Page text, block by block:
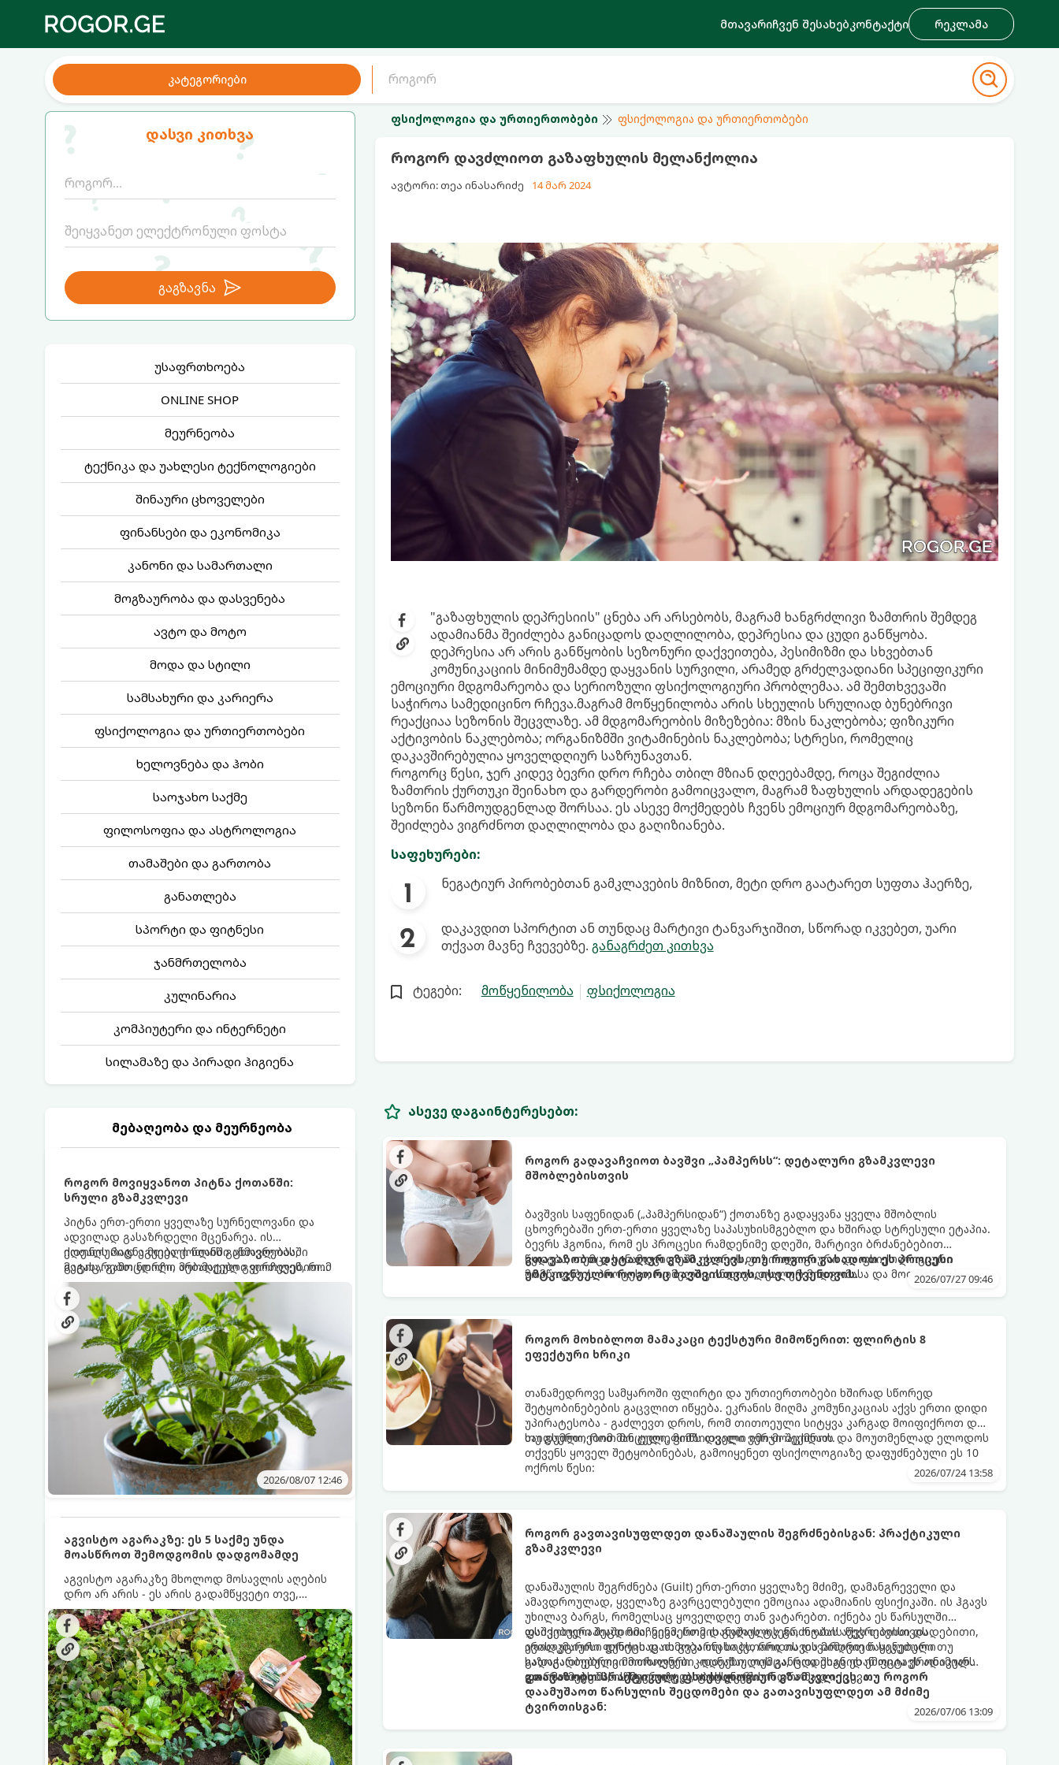
მთავარიჩვენ შესახებკონტაქტი რეკლამა
კატეგორიები
დასვი კითხვა
გაგზავნა
უსაფრთხოება
ONLINE SHOP
მეურნეობა
ტექნიკა და უახლესი ტექნოლოგიები
შინაური ცხოველები
ფინანსები და ეკონომიკა
კანონი და სამართალი
მოგზაურობა და დასვენება
ავტო და მოტო
მოდა და სტილი
სამსახური და კარიერა
ფსიქოლოგია და ურთიერთობები
ხელოვნება და ჰობი
საოჯახო საქმე
ფილოსოფია და ასტროლოგია
თამაშები და გართობა
განათლება
სპორტი და ფიტნესი
ჯანმრთელობა
კულინარია
კომპიუტერი და ინტერნეტი
სილამაზე და პირადი ჰიგიენა
მებაღეობა და მეურნეობა
როგორ მოვიყვანოთ პიტნა ქოთანში:
სრული გზამკვლევი
პიტნა ერთ-ერთი ყველაზე სურნელოვანი და
ადვილად გასაზრდელი მცენარეა. ის
იდეალურად ეგუება ქოთანში ცხოვრებას,
მეტიც, გამოცდილი მებაღეები გვირჩევენ, რომ
პიტნა მხოლოდ ქოთანში მოვიყვანოთ, რადგან
ღია გრუნტში (ბაღში) დარგვისას ის ფესვებით
ძალიან სწრაფად ვრცელდება და სხვა
მცენარეებს ავიწროებს.
ქოთნის პიტნა მთელი წლის განმავლობაში
გაგახარებთ ნორჩი, არომატული ფოთლებით
ჩაის, ლიმონათისა თუ კერძებისთვის.
2026/08/07 12:46
აგვისტო აგარაკზე: ეს 5 საქმე უნდა
მოასწროთ შემოდგომის დადგომამდე
აგვისტო აგარაკზე მხოლოდ მოსავლის აღების
დრო არ არის - ეს არის გადამწყვეტი თვე,
როდესაც საფუძველი ეყრება მომავალი წლის
მოსავალს და ბაღი მზადდება შემოდგომა-
ზამთრის სეზონისთვის. იმისათვის, რომ
ნიადაგმა ენერგია აღიდგინოს, ხოლო
მცენარეებმა ზამთარს გაუძლონ, აგვისტოს
ბოლომდე 5 მნიშვნელოვანი საქმის გაკეთება
უნდა მოასწროთ:
ფსიქოლოგია და ურთიერთობები ფსიქოლოგია და ურთიერთობები
როგორ დავძლიოთ გაზაფხულის მელანქოლია
ავტორი: თეა ინასარიძე 14 მარ 2024
"გაზაფხულის დეპრესიის" ცნება არ არსებობს, მაგრამ ხანგრძლივი ზამთრის შემდეგ
ადამიანმა შეიძლება განიცადოს დაღლილობა, დეპრესია და ცუდი განწყობა.
დეპრესია არ არის განწყობის სეზონური დაქვეითება, პესიმიზმი და სხვებთან
კომუნიკაციის მინიმუმამდე დაყვანის სურვილი, არამედ გრძელვადიანი სპეციფიკური
ემოციური მდგომარეობა და სერიოზული ფსიქოლოგიური პრობლემაა. ამ შემთხვევაში
საჭიროა სამედიცინო რჩევა.მაგრამ მოწყენილობა არის სხეულის სრულიად ბუნებრივი
რეაქციაა სეზონის შეცვლაზე. ამ მდგომარეობის მიზეზებია: მზის ნაკლებობა; ფიზიკური
აქტივობის ნაკლებობა; ორგანიზმში ვიტამინების ნაკლებობა; სტრესი, რომელიც
დაკავშირებულია ყოველდღიურ საზრუნავთან.
როგორც წესი, ჯერ კიდევ ბევრი დრო რჩება თბილ მზიან დღეებამდე, როცა შეგიძლია
ზამთრის ქურთუკი შეინახო და გარდერობი გამოიცვალო, მაგრამ ზაფხულის არდადეგების
სეზონი წარმოუდგენლად შორსაა. ეს ასევე მოქმედებს ჩვენს ემოციურ მდგომარეობაზე,
შეიძლება ვიგრძნოთ დაღლილობა და გაღიზიანება.
საფეხურები:
ნეგატიურ პირობებთან გამკლავების მიზნით, მეტი დრო გაატარეთ სუფთა ჰაერზე,
დაკავდით სპორტით ან თუნდაც მარტივი ტანვარჯიშით, სწორად იკვებეთ, უარი
თქვათ მავნე ჩვევებზე. განაგრძეთ კითხვა
ტეგები: მოწყენილობა ფსიქოლოგია
ასევე დაგაინტერესებთ:
როგორ გადავაჩვიოთ ბავშვი „პამპერსს“: დეტალური გზამკვლევი
მშობლებისთვის
ბავშვის საფენიდან („პამპერსიდან“) ქოთანზე გადაყვანა ყველა მშობლის
ცხოვრებაში ერთ-ერთი ყველაზე საპასუხისმგებლო და ხშირად სტრესული ეტაპია.
ბევრს ჰგონია, რომ ეს პროცესი რამდენიმე დღეში, მარტივი ბრძანებებით
წყდება, თუმცა სინამდვილეში ეს არის ფიზიოლოგიური და ფსიქოლოგიური
მომწიფების პროცესი, რომელიც ინდივიდუალურ მიდგომასა და მოთმინებას
გთავაზობთ დეტალურ გზამკვლევს, თუ როგორ გახადოთ ეს პროცესი
უმტკივნეულო როგორც ბავშვისთვის, ისე თქვენთვის.
2026/07/27 09:46
როგორ მოხიბლოთ მამაკაცი ტექსტური მიმოწერით: ფლირტის 8
ეფექტური ხრიკი
თანამედროვე სამყაროში ფლირტი და ურთიერთობები ხშირად სწორედ
შეტყობინებების გაცვლით იწყება. ეკრანის მიღმა კომუნიკაციას აქვს ერთი დიდი
უპირატესობა - გაძლევთ დროს, რომ თითოეული სიტყვა კარგად მოიფიქროთ და
საიდუმლოებით მოცული, მიმზიდველი იმიჯი შექმნათ.
თუ გსურთ, რომ მან ტელეფონს თვალი ვერ მოაცილოს და მოუთმენლად ელოდოს
თქვენს ყოველ შეტყობინებას, გამოიყენეთ ფსიქოლოგიაზე დაფუძნებული ეს 10
ოქროს წესი:
2026/07/24 13:58
როგორ გავთავისუფლდეთ დანაშაულის შეგრძნებისგან: პრაქტიკული
გზამკვლევი
დანაშაულის შეგრძნება (Guilt) ერთ-ერთი ყველაზე მძიმე, დამანგრეველი და
ამავდროულად, ყველაზე გავრცელებული ემოციაა ადამიანის ფსიქიკაში. ის ჰგავს
უხილავ ბარგს, რომელსაც ყოველდღე თან ვატარებთ. იქნება ეს წარსულში
დაშვებული შეცდომა, ვინმესთვის გულის ტკენა, ოჯახის წევრებისთვის
არასაკმარისი დროის დათმობა თუ საკუთარი თავის მიმართ წაყენებული
გადაჭარბებული მოთხოვნები -დანაშაულის განცდა შიგნიდან ფიტავს ადამიანს
და ართმევს მას აწმყოთი ტკბობის უნარს.
ფსიქოთერაპიაში მიიჩნევა, რომ დანაშაულის გრძნობას აქვს თავისი დადებითი,
ევოლუციური ფუნქციაც ის გვკარნახობს, როდის დავარღვიეთ საკუთარი თუ
საზოგადოებრივი მორალური კოდექსი. თუმცა, როდესაც ეს ემოცია ქრონიკულ
ფორმას იღებს, ის ნევროზულ, ტოქსიკურ სინდრომად იქცევა.
გთავაზობთ პრაქტიკულ, ფსიქოლოგიურ გზამკვლევს, თუ როგორ
დაამუშაოთ წარსულის შეცდომები და გათავისუფლდეთ ამ მძიმე
ტვირთისგან:
2026/07/06 13:09